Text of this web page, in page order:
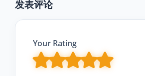
发表评论
Your Rating